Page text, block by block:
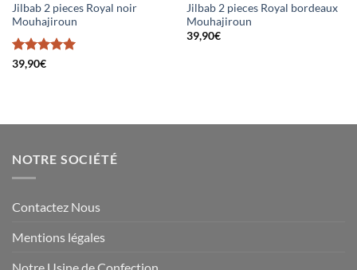
Jilbab 2 pieces Royal noir
Mouhajiroun
Note5
39,90€
Jilbab 2 pieces Royal bordeaux
Mouhajiroun
39,90€
NOTRE SOCIÉTÉ
Contactez Nous
Mentions légales